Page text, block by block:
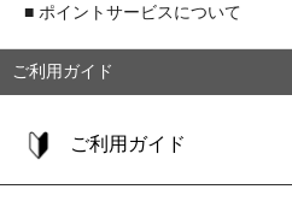
■ ポイントサービスについて
ご利用ガイド
ご利用ガイド